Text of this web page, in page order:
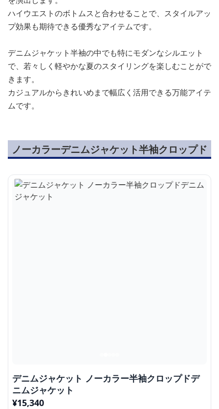
ハイウエストのボトムスと合わせることで、スタイルアッ
プ効果も期待できる優秀なアイテムです。
デニムジャケット半袖の中でも特にモダンなシルエット
で、若々しく軽やかな夏のスタイリングを楽しむことがで
きます。
カジュアルからきれいめまで幅広く活用できる万能アイテ
ムです。
ノーカラーデニムジャケット半袖クロップド
デニムジャケット ノーカラー半袖クロップドデ
ニムジャケット
¥15,340